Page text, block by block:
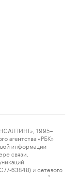
1995–
агентства «РБК»
информации
связи,
63848) и сетевого